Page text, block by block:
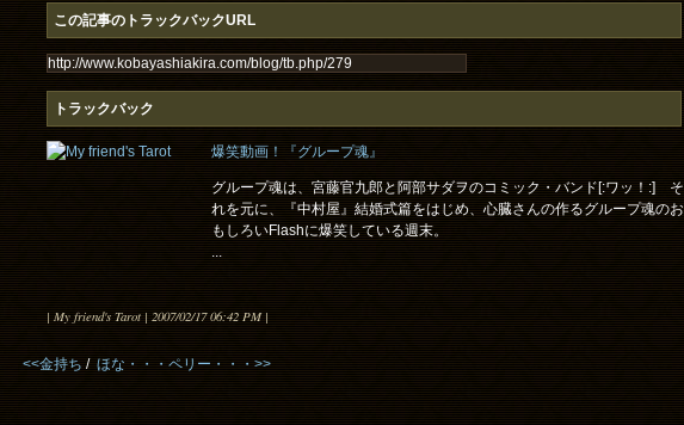
この記事のトラックバックURL
トラックバック
爆笑動画！『グループ魂』
グループ魂は、宮藤官九郎と阿部サダヲのコミック・バンド[:ワッ！:] そ
れを元に、『中村屋』結婚式篇をはじめ、心臓さんの作るグループ魂のお
もしろいFlashに爆笑している週末。
...
| My friend's Tarot | 2007/02/17 06:42 PM |
<<金持ち / ほな・・・ペリー・・・>>